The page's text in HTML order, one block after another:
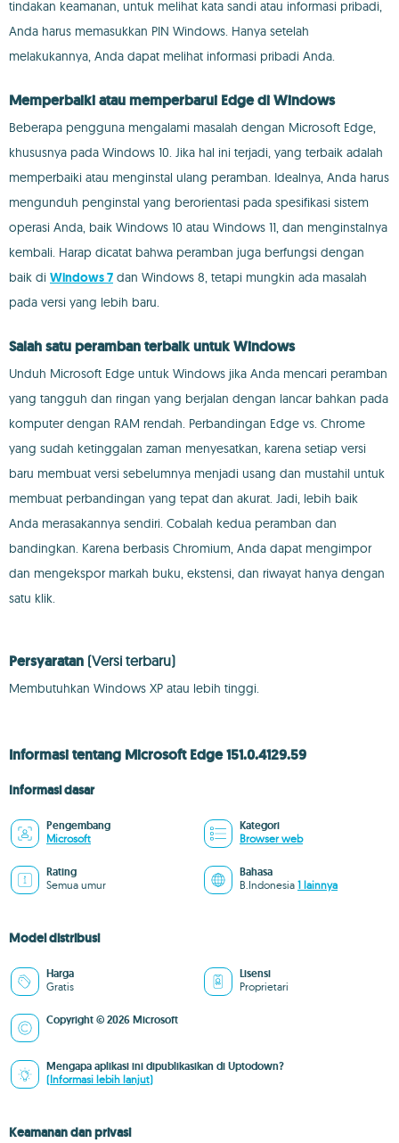
tindakan keamanan, untuk melihat kata sandi atau informasi pribadi,
Anda harus memasukkan PIN Windows. Hanya setelah
melakukannya, Anda dapat melihat informasi pribadi Anda.
Memperbaiki atau memperbarui Edge di Windows
Beberapa pengguna mengalami masalah dengan Microsoft Edge,
khususnya pada Windows 10. Jika hal ini terjadi, yang terbaik adalah
memperbaiki atau menginstal ulang peramban. Idealnya, Anda harus
mengunduh penginstal yang berorientasi pada spesifikasi sistem
operasi Anda, baik Windows 10 atau Windows 11, dan menginstalnya
kembali. Harap dicatat bahwa peramban juga berfungsi dengan
baik di Windows 7 dan Windows 8, tetapi mungkin ada masalah
pada versi yang lebih baru.
Salah satu peramban terbaik untuk Windows
Unduh Microsoft Edge untuk Windows jika Anda mencari peramban
yang tangguh dan ringan yang berjalan dengan lancar bahkan pada
komputer dengan RAM rendah. Perbandingan Edge vs. Chrome
yang sudah ketinggalan zaman menyesatkan, karena setiap versi
baru membuat versi sebelumnya menjadi usang dan mustahil untuk
membuat perbandingan yang tepat dan akurat. Jadi, lebih baik
Anda merasakannya sendiri. Cobalah kedua peramban dan
bandingkan. Karena berbasis Chromium, Anda dapat mengimpor
dan mengekspor markah buku, ekstensi, dan riwayat hanya dengan
satu klik.
Persyaratan (Versi terbaru)
Membutuhkan Windows XP atau lebih tinggi.
Informasi tentang Microsoft Edge 151.0.4129.59
Informasi dasar
Pengembang
Microsoft
Kategori
Browser web
Rating
Semua umur
Bahasa
B.Indonesia 1 lainnya
Model distribusi
Harga
Gratis
Lisensi
Proprietari
Copyright © 2026 Microsoft
Mengapa aplikasi ini dipublikasikan di Uptodown?
(Informasi lebih lanjut)
Keamanan dan privasi